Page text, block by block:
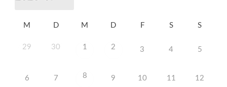
M D M D F S S
29 30 1 2 3 4 5
6 7 8 9 10 11 12